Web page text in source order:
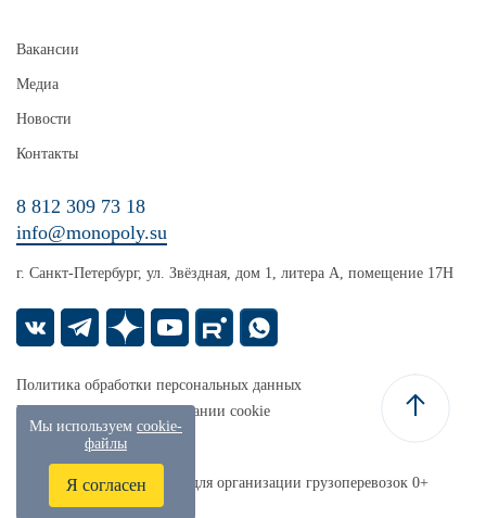
Вакансии
Медиа
Новости
Контакты
8 812 309 73 18
info@monopoly.su
г. Санкт-Петербург, ул. Звёздная, дом 1, литера А, помещение 17Н
Политика обработки персональных данных
Уведомление об использовании cookie
Карта сайта
Монополия — платформа для организации грузоперевозок 0+
Мы используем cookie-
файлы
Я согласен